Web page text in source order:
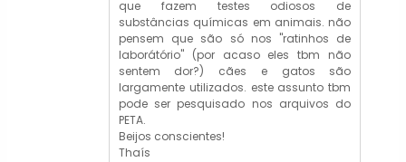
que fazem testes odiosos de
substâncias químicas em animais. não
pensem que são só nos "ratinhos de
laborátório" (por acaso eles tbm não
sentem dor?) cães e gatos são
largamente utilizados. este assunto tbm
pode ser pesquisado nos arquivos do
PETA.
Beijos conscientes!
Thaís